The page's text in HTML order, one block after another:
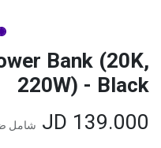
Bank (20K,
220W) - Black
139.000
شامل